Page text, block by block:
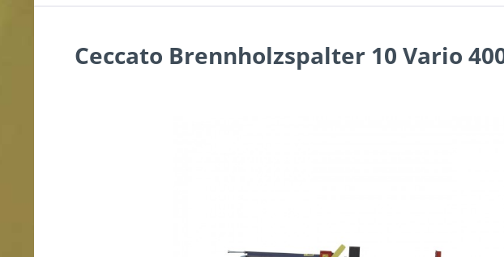
Ceccato Brennholzspalter 10 Vario